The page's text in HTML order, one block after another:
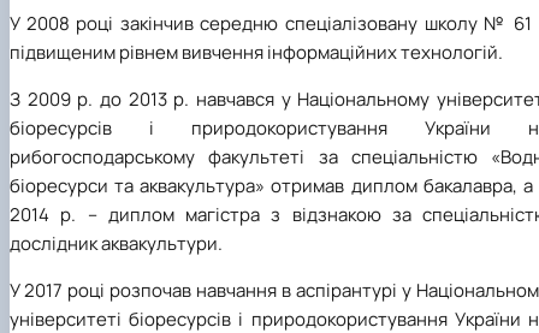
У 2008 році закінчив середню спеціалізовану школу № 61
підвищеним рівнем вивчення інформаційних технологій.
З 2009 р. до 2013 р. навчався у Національному
біоресурсів і природокористування України
рибогосподарському факультеті за спеціальністю
біоресурси та аквакультура» отримав диплом бакалавра, а
2014 р. – диплом магістра з відзнакою за
дослідник аквакультури.
У 2017 році розпочав навчання в аспірантурі у
університеті біоресурсів і природокористування України